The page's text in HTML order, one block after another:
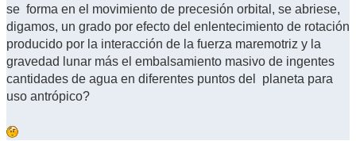
se forma en el movimiento de precesión orbital, se abriese,
digamos, un grado por efecto del enlentecimiento de rotación
producido por la interacción de la fuerza maremotriz y la
gravedad lunar más el embalsamiento masivo de ingentes
cantidades de agua en diferentes puntos del planeta para
uso antrópico?